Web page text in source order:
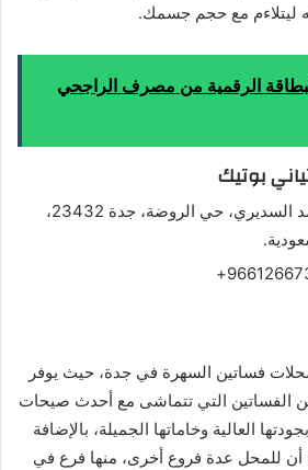
ليتلاءم مع حجم جسمك.
الرقمية من مصرف الراجحي
بوتيك
أحمد السديري، حي الروضة، جدة 23432،
فساتين السهرة في جدة، حيث يوفر
الفساتين التي تتماشى مع أحدث صيحات
العالية وخاماتها الجميلة، بالإضافة
أن للمحل عدة فروع أخرى، منها فرع في